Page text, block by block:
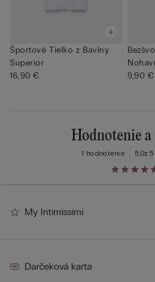
Športové Tielko z Bavlny
Superior
16,90 €
9,90 €
Hodnotenie a
5,0z
1 hodnotenie
My Intimissimi
Darčeková karta